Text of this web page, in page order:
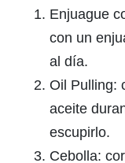
Enjuague
con un
al día.
Oil Pulling:
aceite
escupirlo.
Cebolla: